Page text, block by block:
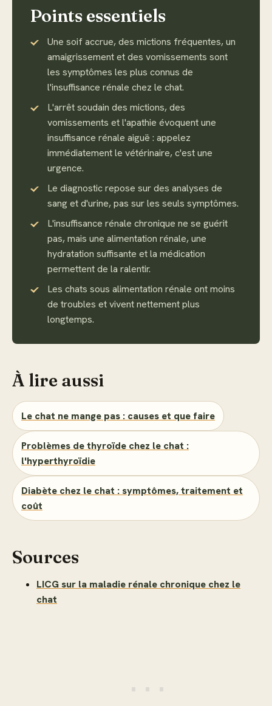
Points essentiels
Une soif accrue, des mictions fréquentes, un
amaigrissement et des vomissements sont
les symptômes les plus connus de
l'insuffisance rénale chez le chat.
L'arrêt soudain des mictions, des
vomissements et l'apathie évoquent une
insuffisance rénale aiguë : appelez
immédiatement le vétérinaire, c'est une
urgence.
Le diagnostic repose sur des analyses de
sang et d'urine, pas sur les seuls symptômes.
L'insuffisance rénale chronique ne se guérit
pas, mais une alimentation rénale, une
hydratation suffisante et la médication
permettent de la ralentir.
Les chats sous alimentation rénale ont moins
de troubles et vivent nettement plus
longtemps.
À lire aussi
Le chat ne mange pas : causes et que faire
Problèmes de thyroïde chez le chat :
l'hyperthyroïdie
Diabète chez le chat : symptômes, traitement et
coût
Sources
LICG sur la maladie rénale chronique chez le
chat